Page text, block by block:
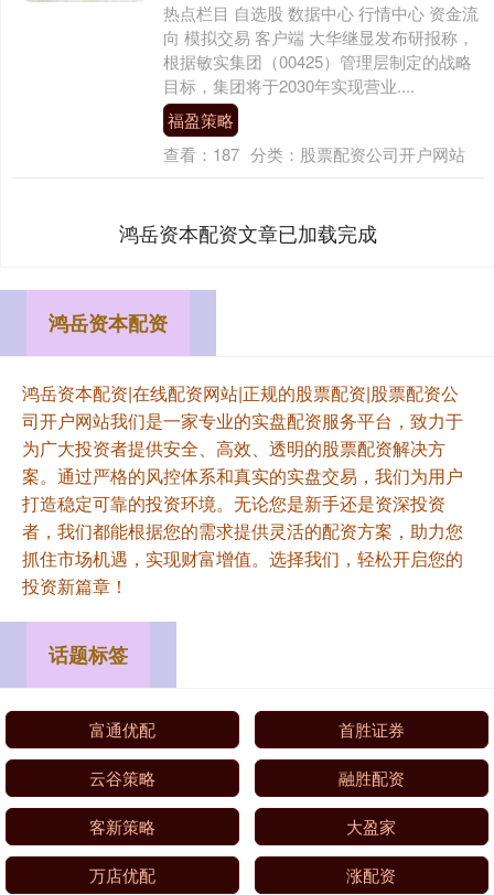
热点栏目 自选股 数据中心 行情中心 资金流
向 模拟交易 客户端 大华继显发布研报称，
根据敏实集团（00425）管理层制定的战略
目标，集团将于2030年实现营业....
福盈策略
查看： 187 分类： 股票配资公司开户网站
鸿岳资本配资文章已加载完成
鸿岳资本配资
鸿岳资本配资|在线配资网站|正规的股票配资|股票配资公
司开户网站我们是一家专业的实盘配资服务平台，致力于
为广大投资者提供安全、高效、透明的股票配资解决方
案。通过严格的风控体系和真实的实盘交易，我们为用户
打造稳定可靠的投资环境。无论您是新手还是资深投资
者，我们都能根据您的需求提供灵活的配资方案，助力您
抓住市场机遇，实现财富增值。选择我们，轻松开启您的
投资新篇章！
话题标签
富通优配 首胜证券
云谷策略 融胜配资
客新策略 大盈家
万店优配 涨配资